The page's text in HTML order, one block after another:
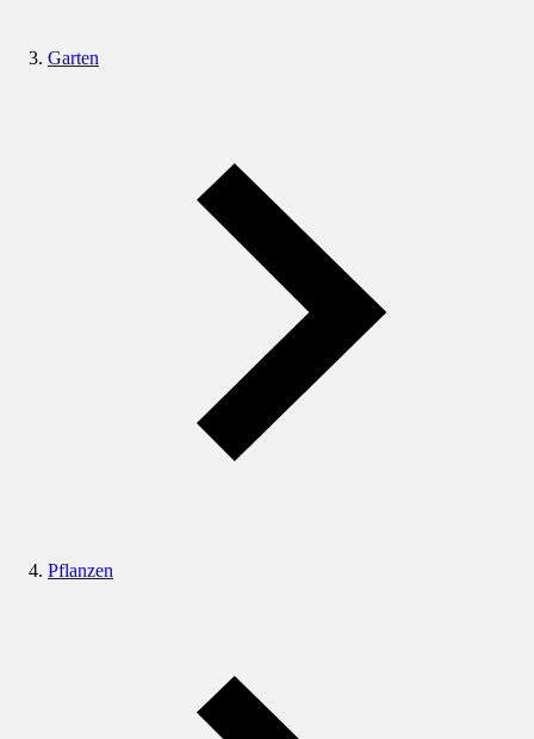
Garten
Pflanzen